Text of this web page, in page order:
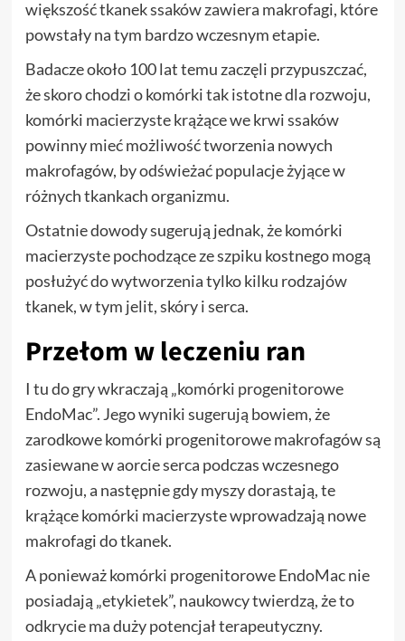
większość tkanek ssaków zawiera makrofagi, które
powstały na tym bardzo wczesnym etapie.
Badacze około 100 lat temu zaczęli przypuszczać,
że skoro chodzi o komórki tak istotne dla rozwoju,
komórki macierzyste krążące we krwi ssaków
powinny mieć możliwość tworzenia nowych
makrofagów, by odświeżać populacje żyjące w
różnych tkankach organizmu.
Ostatnie dowody sugerują jednak, że komórki
macierzyste pochodzące ze szpiku kostnego mogą
posłużyć do wytworzenia tylko kilku rodzajów
tkanek, w tym jelit, skóry i serca.
Przełom w leczeniu ran
I tu do gry wkraczają „komórki progenitorowe
EndoMac”. Jego wyniki sugerują bowiem, że
zarodkowe komórki progenitorowe makrofagów są
zasiewane w aorcie serca podczas wczesnego
rozwoju, a następnie gdy myszy dorastają, te
krążące komórki macierzyste wprowadzają nowe
makrofagi do tkanek.
A ponieważ komórki progenitorowe EndoMac nie
posiadają „etykietek”, naukowcy twierdzą, że to
odkrycie ma duży potencjał terapeutyczny.